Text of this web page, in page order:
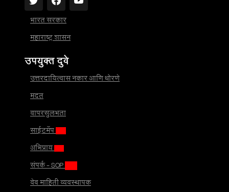
भारत सरकार
महाराष्ट्र शासन
उपयुक्त दुवे
उत्तरदायित्वास नकार आणि धोरणे
मदत
वापरसुलभता
साईटमॅप
अभिप्राय
संपर्क - SOP
वेब माहिती व्यवस्थापक